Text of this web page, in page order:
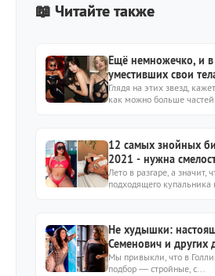
📖 Читайте также
Ещё немножечко, и в
уместивших свои
тесные наряды
Глядя на этих звезд,
как можно больше
12 самых знойных
2021 - нужна
повторить за
Лето в разгаре, а значит,
подходящего купальника
Не худышки:
Семенович и других
Мы привыкли, что в
подбор — стройные, с...